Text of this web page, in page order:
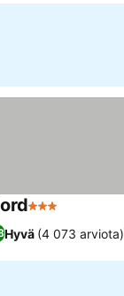
3 Tähtiluokitus
Hyvä (4 073 arviota)